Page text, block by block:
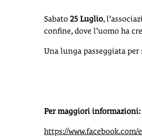
Sabato 25 Luglio,
confine, dove l’uomo ha
Una lunga passeggiata per
Per maggiori informazioni:
https://www.facebook.com/